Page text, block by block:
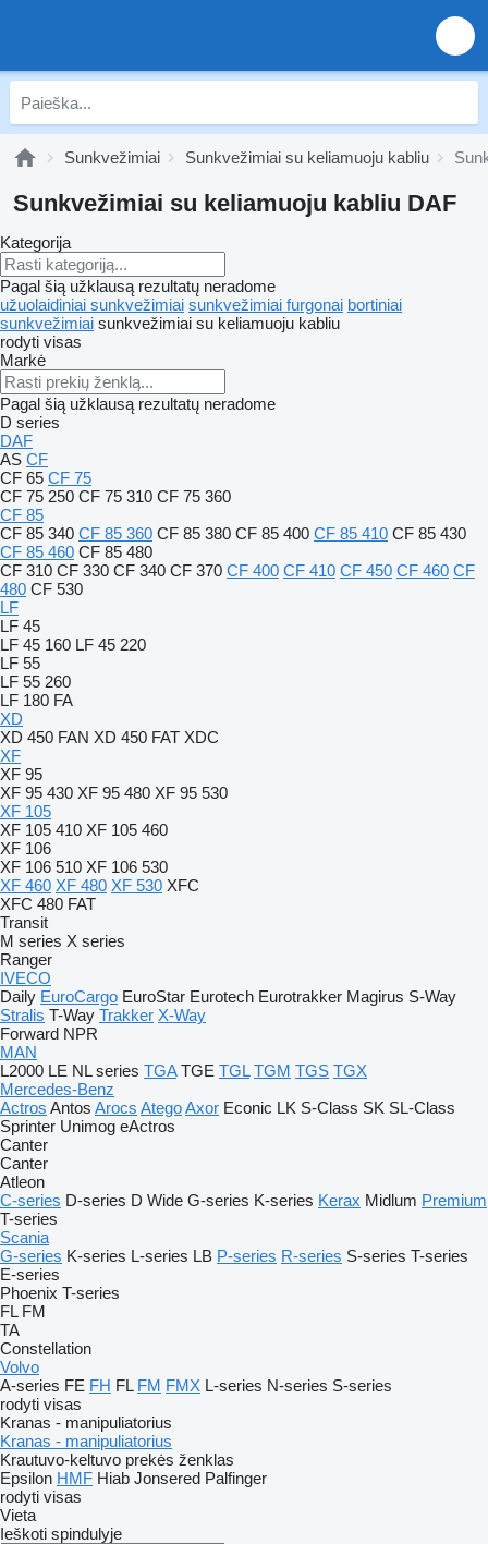
Sunkvežimiai Sunkvežimiai su keliamuoju kabliu
Sunkvežimiai su keliamuoju kabliu DAF
Kategorija
Pagal šią užklausą rezultatų neradome
užuolaidiniai sunkvežimiai sunkvežimiai furgonai bortiniai
sunkvežimiai sunkvežimiai su keliamuoju kabliu
rodyti visas
Markė
Pagal šią užklausą rezultatų neradome
D series
DAF
AS CF
CF 65 CF 75
CF 75 250 CF 75 310 CF 75 360
CF 85
CF 85 340 CF 85 360 CF 85 380 CF 85 400 CF 85 410 CF 85 430
CF 85 460 CF 85 480
CF 310 CF 330 CF 340 CF 370 CF 400 CF 410 CF 450 CF 460 CF
480 CF 530
LF
LF 45
LF 45 160 LF 45 220
LF 55
LF 55 260
LF 180 FA
XD
XD 450 FAN XD 450 FAT XDC
XF
XF 95
XF 95 430 XF 95 480 XF 95 530
XF 105
XF 105 410 XF 105 460
XF 106
XF 106 510 XF 106 530
XF 460 XF 480 XF 530 XFC
XFC 480 FAT
Transit
M series X series
Ranger
IVECO
Daily EuroCargo EuroStar Eurotech Eurotrakker Magirus S-Way
Stralis T-Way Trakker X-Way
Forward NPR
MAN
L2000 LE NL series TGA TGE TGL TGM TGS TGX
Mercedes-Benz
Actros Antos Arocs AtegoAxor Econic LK S-Class SK SL-Class
Sprinter Unimog eActros
Canter
Canter
Atleon
C-series D-series D Wide G-series K-series Kerax Midlum Premium
T-series
Scania
G-series K-series L-series LB P-series R-series S-series T-series
E-series
Phoenix T-series
FL FM
TA
Constellation
Volvo
A-series FE FH FL FM FMX L-series N-series S-series
rodyti visas
Kranas - manipuliatorius
Kranas - manipuliatorius
Krautuvo-keltuvo prekės ženklas
Epsilon HMF Hiab Jonsered Palfinger
rodyti visas
Vieta
Ieškoti spindulyje